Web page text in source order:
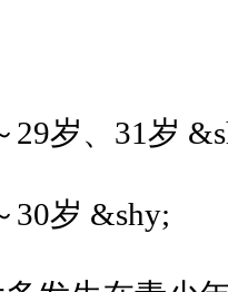
29岁、31岁
30岁 &shy;